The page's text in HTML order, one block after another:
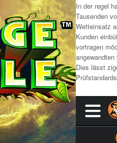
In der regel
Tausenden
Wetteinsatz
Kunden
vortragen
Dies lässt